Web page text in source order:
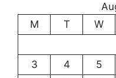
M
T W
3
4 5